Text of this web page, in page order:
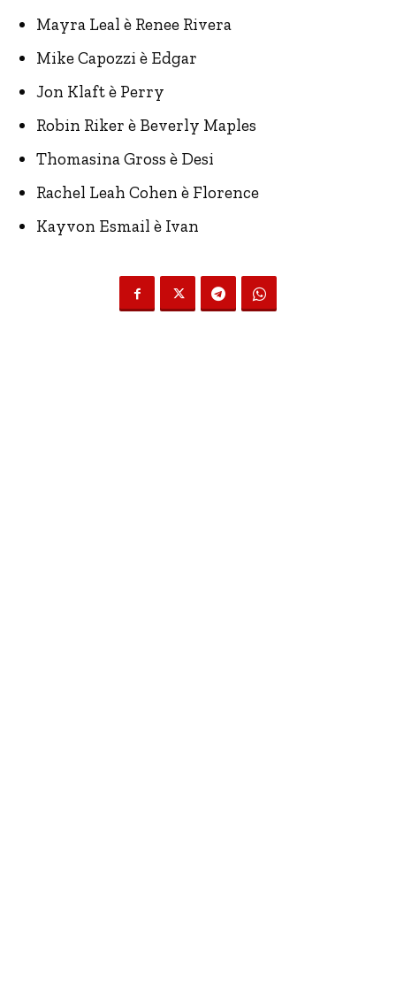
Mayra Leal è Renee Rivera
Mike Capozzi è Edgar
Jon Klaft è Perry
Robin Riker è Beverly Maples
Thomasina Gross è Desi
Rachel Leah Cohen è Florence
Kayvon Esmail è Ivan